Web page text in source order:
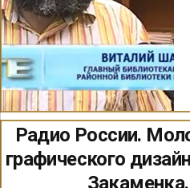
Радио России.
графического